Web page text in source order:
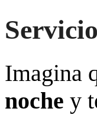
Imagina
noche y